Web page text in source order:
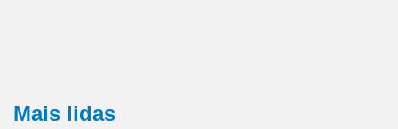
Mais lidas